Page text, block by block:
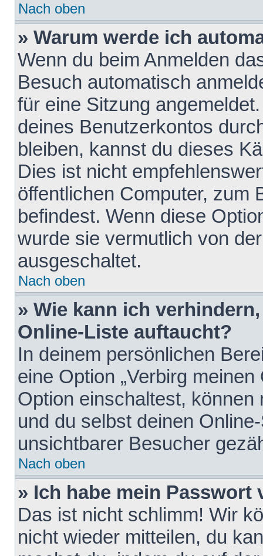
Nach oben
» Warum werde ich
Wenn du beim Anmelden
Besuch automatisch
für eine Sitzung
deines Benutzerkontos
bleiben, kannst du dieses
Dies ist nicht
öffentlichen Computer, zum
befindest. Wenn diese
wurde sie vermutlich von
ausgeschaltet.
Nach oben
» Wie kann ich
Online-Liste auftaucht?
In deinem persönlichen
eine Option „Verbirg
Option einschaltest,
und du selbst deinen
unsichtbarer Besucher
Nach oben
» Ich habe mein Passwort
Das ist nicht schlimm! Wir
nicht wieder mitteilen, du